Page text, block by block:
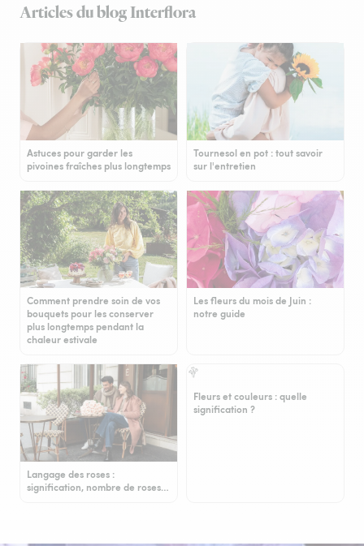
Articles du blog Interflora
Astuces pour garder les
pivoines fraîches plus longtemps
Tournesol en pot : tout savoir
sur l'entretien
Comment prendre soin de vos
bouquets pour les conserver
plus longtemps pendant la
chaleur estivale
Les fleurs du mois de Juin :
notre guide
Langage des roses :
signification, nombre de roses…
Fleurs et couleurs : quelle
signification ?